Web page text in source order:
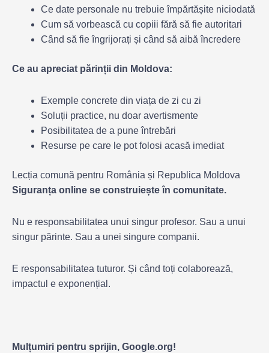
Ce date personale nu trebuie împărtășite niciodată
Cum să vorbească cu copiii fără să fie autoritari
Când să fie îngrijorați și când să aibă încredere
Ce au apreciat părinții din Moldova:
Exemple concrete din viața de zi cu zi
Soluții practice, nu doar avertismente
Posibilitatea de a pune întrebări
Resurse pe care le pot folosi acasă imediat
Lecția comună pentru România și Republica Moldova
Siguranța online se construiește în comunitate.
Nu e responsabilitatea unui singur profesor. Sau a unui
singur părinte. Sau a unei singure companii.
E responsabilitatea tuturor. Și când toți colaborează,
impactul e exponențial.
Mulțumiri pentru sprijin, Google.org!